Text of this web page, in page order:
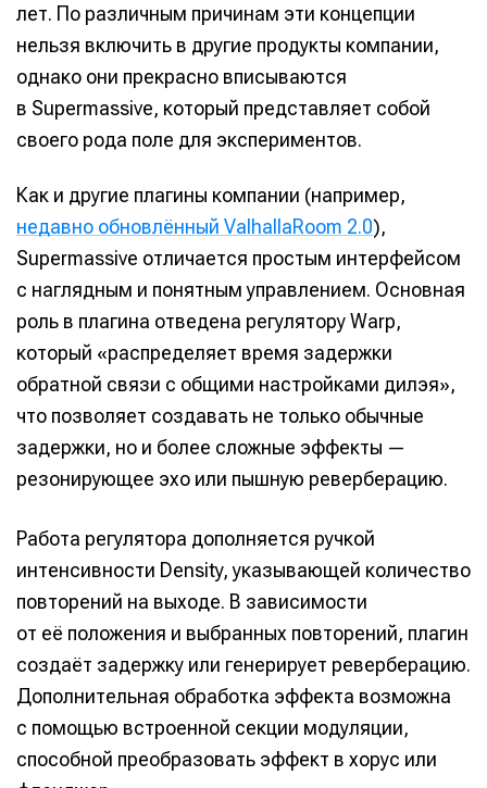
лет. По различным причинам эти концепции
нельзя включить в другие продукты компании,
однако они прекрасно вписываются
в Supermassive, который представляет собой
своего рода поле для экспериментов.
Как и другие плагины компании (например,
недавно обновлённый ValhallaRoom 2.0),
Supermassive отличается простым интерфейсом
с наглядным и понятным управлением. Основная
роль в плагина отведена регулятору Warp,
который «распределяет время задержки
обратной связи с общими настройками дилэя»,
что позволяет создавать не только обычные
задержки, но и более сложные эффекты —
резонирующее эхо или пышную реверберацию.
Работа регулятора дополняется ручкой
интенсивности Density, указывающей количество
повторений на выходе. В зависимости
от её положения и выбранных повторений, плагин
создаёт задержку или генерирует реверберацию.
Дополнительная обработка эффекта возможна
с помощью встроенной секции модуляции,
способной преобразовать эффект в хорус или